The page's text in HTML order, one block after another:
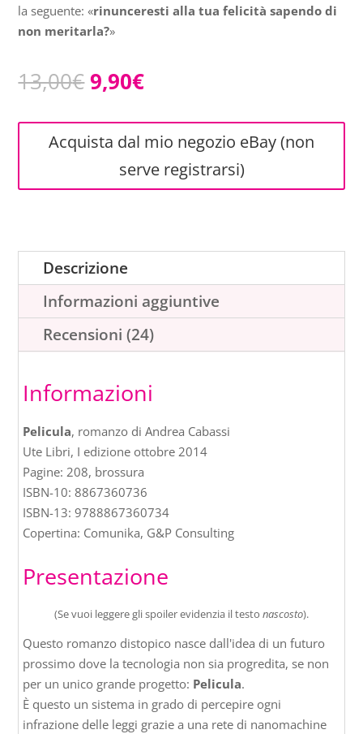
la seguente: «rinunceresti alla tua felicità sapendo di
non meritarla?»
13,00€Il
originale
era:
9,90€Il
attuale
è:
Acquista dal mio negozio eBay (non
serve registrarsi)
Descrizione
Informazioni aggiuntive
Recensioni (24)
Informazioni
Pelicula, romanzo di Andrea Cabassi
Ute Libri, I edizione ottobre 2014
Pagine: 208, brossura
ISBN-10: 8867360736
ISBN-13: 9788867360734
Copertina: Comunika, G&P Consulting
Presentazione
(Se vuoi leggere gli spoiler evidenzia il testo nascosto).
Questo romanzo distopico nasce dall'idea di un futuro
prossimo dove la tecnologia non sia progredita, se non
per un unico grande progetto: Pelicula.
È questo un sistema in grado di percepire ogni
infrazione delle leggi grazie a una rete di nanomachine